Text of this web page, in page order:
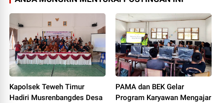
Kapolsek Teweh Timur
Hadiri Musrenbangdes Desa
PAMA dan BEK Gelar
Program Karyawan Mengajar